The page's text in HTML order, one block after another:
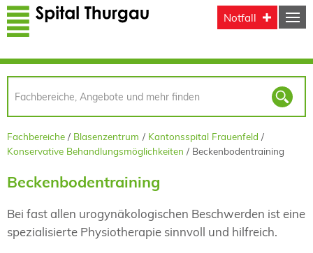
Direkt zum Inhalt
Notfall
Fachbereiche Blasenzentrum
Kantonsspital Frauenfeld
Konservative Behandlungsmöglichkeiten
Beckenbodentraining
Beckenbodentraining
Bei fast allen urogynäkologischen Beschwerden ist eine
spezialisierte Physiotherapie sinnvoll und hilfreich.